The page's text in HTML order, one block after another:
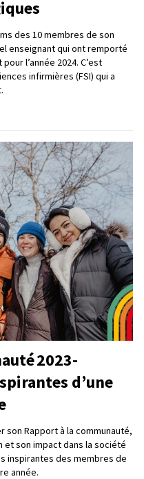
des 10 membres de son
enseignant qui ont remporté
l’année 2024. C’est
infirmières (FSI) qui a
2023-
d’une
son Rapport à la communauté,
et son impact dans la société
inspirantes des membres de
année.